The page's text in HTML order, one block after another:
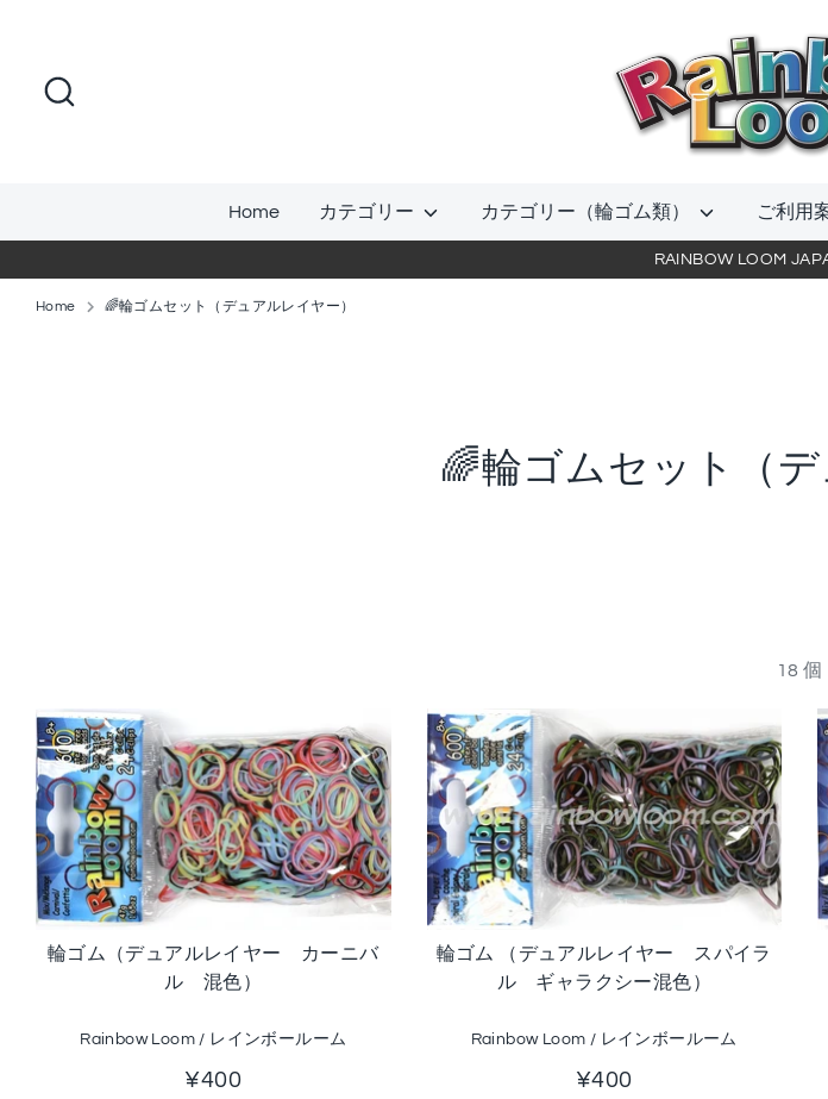
ッ
当
Home カテゴリー カテゴリー（輪ゴム類） ご利用
RAINBOW LOOM
Home 🌈輪ゴムセット（デュアルレイヤー）
🌈輪ゴムセット（デ
18 個
輪ゴム（デュアルレイヤー カーニバ
ル 混色）
Rainbow Loom / レインボールーム
¥400
輪ゴム （デュアルレイヤー スパイラ
ル ギャラクシー混色）
Rainbow Loom / レインボールーム
¥400